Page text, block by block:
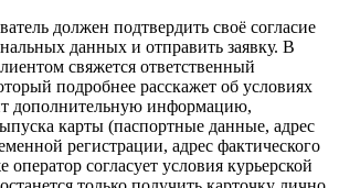
должен подтвердить своё согласие
данных и отправить заявку. В
свяжется ответственный
подробнее расскажет об условиях
дополнительную информацию,
карты (паспортные данные, адрес
регистрации, адрес фактического
согласует условия курьерской